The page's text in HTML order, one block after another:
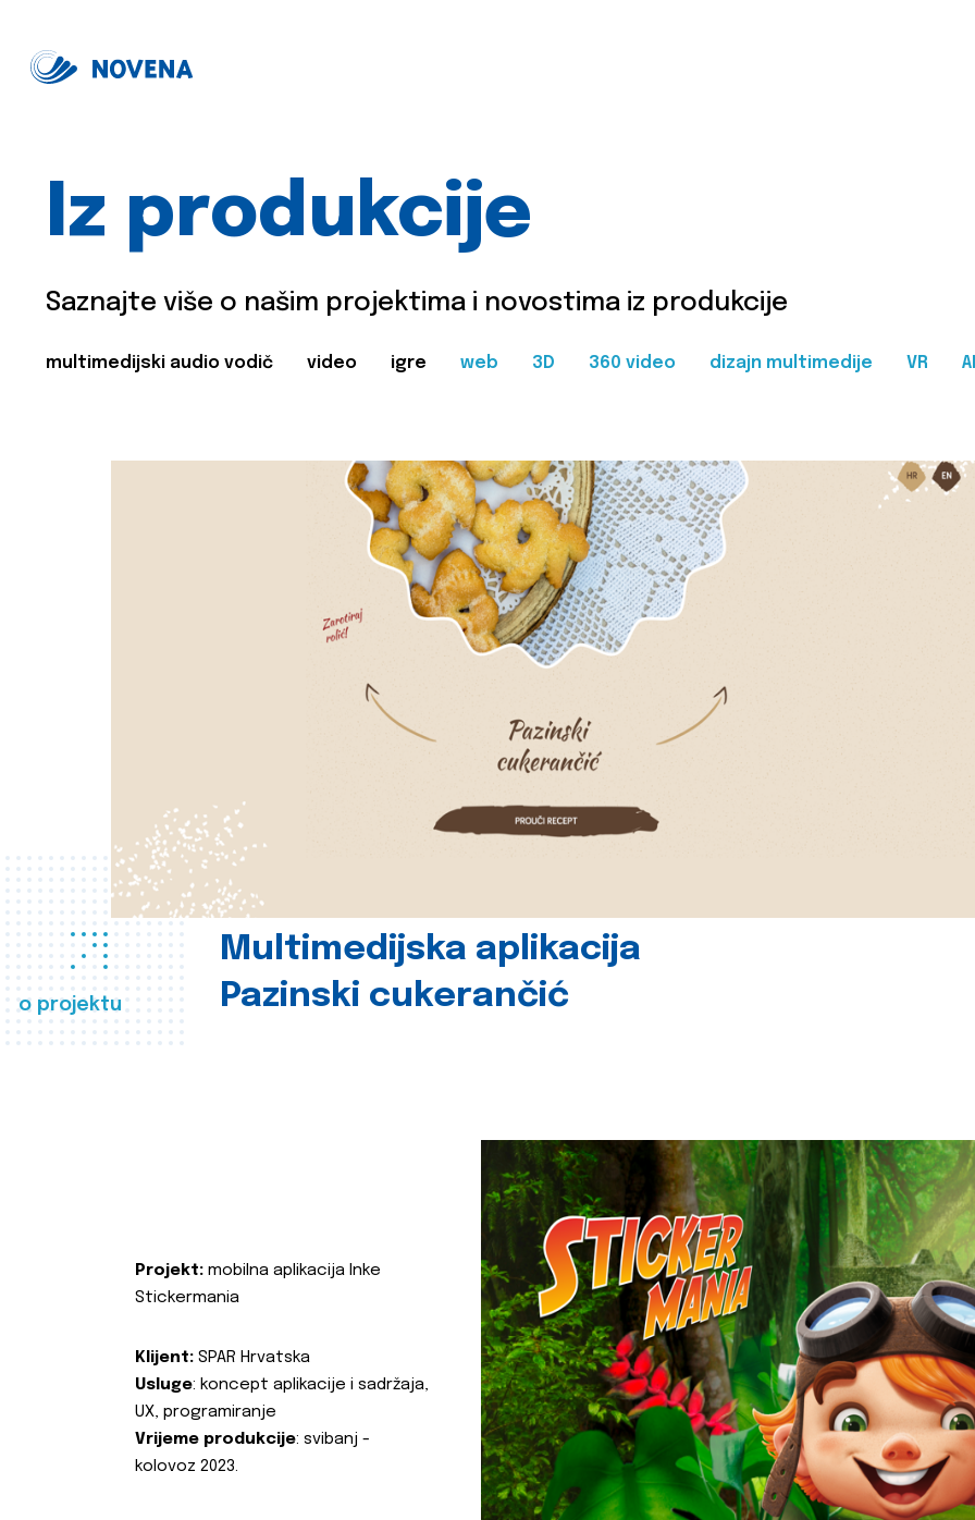
Iz produkcije
Saznajte više o našim projektima i novostima iz produkcije
multimedijski audio vodič video igre web 3D 360 video dizajn multimedije VR
o projektu
Multimedijska aplikacija
Pazinski cukerančić
Projekt: mobilna aplikacija Inke
Stickermania
Klijent: SPAR Hrvatska
Usluge: koncept aplikacije i sadržaja,
UX, programiranje
Vrijeme produkcije: svibanj -
kolovoz 2023.